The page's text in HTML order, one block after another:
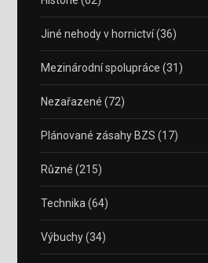
Jiné nehody v hornictví(36)
Mezinárodní spolupráce (31)
Nezařazené (72)
Plánované zásahy BZS (17)
Různé (215)
Technika (64)
Výbuchy(34)